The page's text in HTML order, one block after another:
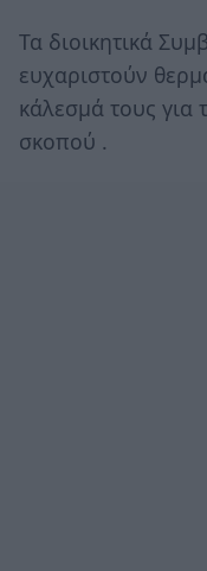
Τα διοικητικά
ευχαριστούν
κάλεσμά τους για
σκοπού .